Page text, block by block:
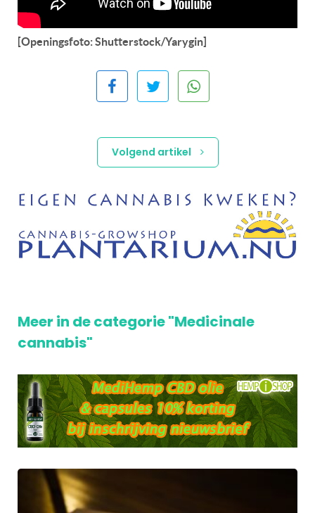
[Openingsfoto: Shutterstock/Yarygin]
Volgend artikel
Meer in de categorie "Medicinale
cannabis"